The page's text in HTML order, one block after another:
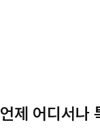
언제 어디서나